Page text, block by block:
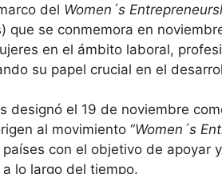
del Women´s
que se conmemora en
en el ámbito laboral,
su papel crucial en el
designó el 19 de noviembre
al movimiento “Women´s
con el objetivo de apoyar
lo largo del tiempo.